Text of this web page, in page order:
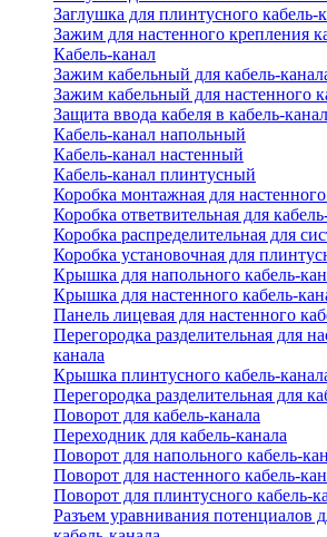
Заглушка для плинтусного кабель-
Зажим для настенного крепления
Кабель-канал
Зажим кабельный для кабель-
Зажим кабельный для настенного
Защита ввода кабеля в кабель-канал
Кабель-канал напольный
Кабель-канал настенный
Кабель-канал плинтусный
Коробка монтажная для настенного
Коробка ответвительная для
Коробка распределительная для
Коробка установочная для
Крышка для напольного кабель-
Крышка для настенного кабель-
Панель лицевая для настенного
Перегородка разделительная для
канала
Крышка плинтусного кабель-
Перегородка разделительная для
Поворот для кабель-канала
Переходник для кабель-канала
Поворот для напольного кабель-
Поворот для настенного кабель-
Поворот для плинтусного кабель-
Разъем уравнивания потенциалов